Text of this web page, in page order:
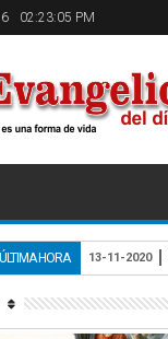
02:23:05 PM
HORA 13-11-2020